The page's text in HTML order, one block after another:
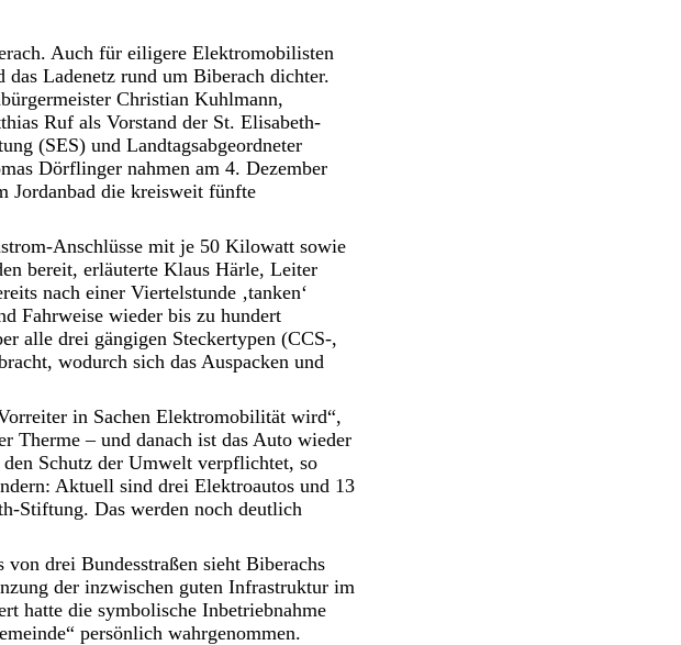
Auch für eiligere Elektromobilisten
das Ladenetz rund um Biberach dichter.
Christian Kuhlmann,
Ruf als Vorstand der St. Elisabeth-
(SES) und Landtagsabgeordneter
Dörflinger nahmen am 4. Dezember
Jordanbad die kreisweit fünfte
Anschlüsse mit je 50 Kilowatt sowie
bereit, erläuterte Klaus Härle, Leiter
nach einer Viertelstunde ‚tanken‘
Fahrweise wieder bis zu hundert
alle drei gängigen Steckertypen (CCS-,
wodurch sich das Auspacken und
in Sachen Elektromobilität wird“,
Therme – und danach ist das Auto wieder
Schutz der Umwelt verpflichtet, so
Aktuell sind drei Elektroautos und 13
Stiftung. Das werden noch deutlich
drei Bundesstraßen sieht Biberachs
der inzwischen guten Infrastruktur im
hatte die symbolische Inbetriebnahme
persönlich wahrgenommen.